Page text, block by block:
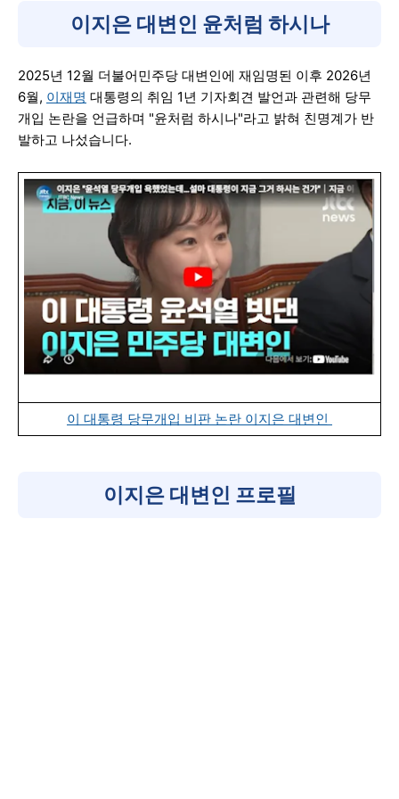
이지은 대변인 윤처럼 하시나
2025년 12월 더불어민주당 대변인에 재임명된 이후 2026년
6월, 이재명 대통령의 취임 1년 기자회견 발언과 관련해 당무
개입 논란을 언급하며 "윤처럼 하시나"라고 밝혀 친명계가 반
발하고 나섰습니다.
이 대통령 당무개입 비판 논란 이지은 대변인
이지은 대변인 프로필